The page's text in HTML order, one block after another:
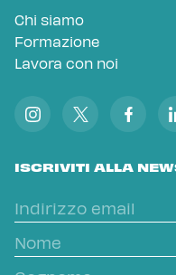
Chi siamo
Formazione
Lavora con noi
ISCRIVITI ALLA